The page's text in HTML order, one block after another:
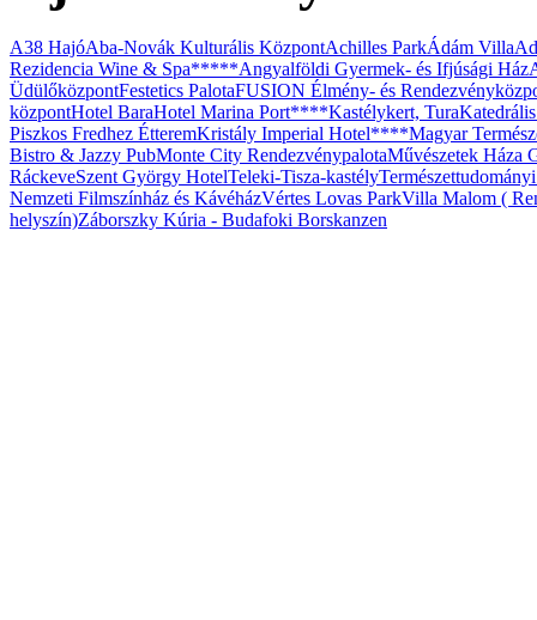
A38 HajóAba-Novák Kulturális KözpontAchilles ParkÁdám Villa
Rezidencia Wine & Spa*****Angyalföldi Gyermek- és Ifjúsági Ház
ÜdülőközpontFestetics PalotaFUSION Élmény- és
központHotel BaraHotel Marina Port****Kastélykert, Tura
Piszkos Fredhez ÉtteremKristály Imperial Hotel****Magyar
Bistro & Jazzy PubMonte City RendezvénypalotaMűvészetek Háza
RáckeveSzent György HotelTeleki-Tisza-kastély
Nemzeti Filmszínház és KávéházVértes Lovas ParkVilla Malom (
helyszín)Záborszky Kúria - Budafoki Borskanzen